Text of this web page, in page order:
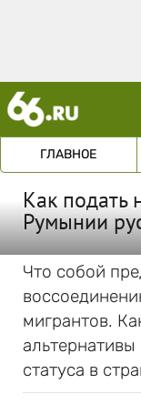
ГЛАВНОЕ
Как подать
Румынии
Что собой
мигрантов.
альтернативы
статуса в